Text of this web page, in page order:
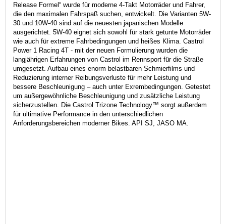
Release Formel“ wurde für moderne 4-Takt Motorräder und Fahrer,
die den maximalen Fahrspaß suchen, entwickelt. Die Varianten 5W-
30 und 10W-40 sind auf die neuesten japanischen Modelle
ausgerichtet. 5W-40 eignet sich sowohl für stark getunte Motorräder
wie auch für extreme Fahrbedingungen und heißes Klima. Castrol
Power 1 Racing 4T - mit der neuen Formulierung wurden die
langjährigen Erfahrungen von Castrol im Rennsport für die Straße
umgesetzt. Aufbau eines enorm belastbaren Schmierfilms und
Reduzierung interner Reibungsverluste für mehr Leistung und
bessere Beschleunigung – auch unter Exrembedingungen. Getestet
um außergewöhnliche Beschleunigung und zusätzliche Leistung
sicherzustellen. Die Castrol Trizone Technology™ sorgt außerdem
für ultimative Performance in den unterschiedlichen
Anforderungsbereichen moderner Bikes. API SJ, JASO MA.